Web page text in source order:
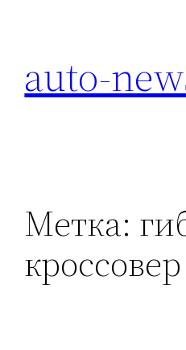
auto-
Метка:
кроссовер